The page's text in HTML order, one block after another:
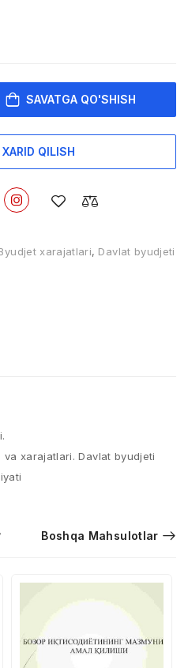
SAVATGA QO'SHISH
QILISH
xarajatlari, Davlat byudjeti
xarajatlari. Davlat byudjeti​
Boshqa Mahsulotlar